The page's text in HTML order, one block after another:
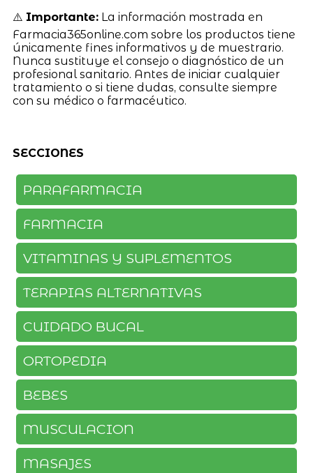
⚠️ Importante:La información mostrada en
Farmacia365online.com sobre los productos tiene
únicamente fines informativos y de muestrario.
Nunca sustituye el consejo o diagnóstico de un
profesional sanitario. Antes de iniciar cualquier
tratamiento o si tiene dudas, consulte siempre
con su médico o farmacéutico.
SECCIONES
PARAFARMACIA
FARMACIA
VITAMINAS Y SUPLEMENTOS
TERAPIAS ALTERNATIVAS
CUIDADO BUCAL
ORTOPEDIA
BEBES
MUSCULACION
MASAJES